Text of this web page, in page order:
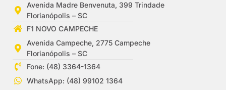
Avenida Madre Benvenuta, 399 Trindade
Florianópolis – SC
F1 NOVO CAMPECHE
Avenida Campeche, 2775 Campeche
Florianópolis – SC
Fone: (48) 3364-1364
WhatsApp: (48) 99102 1364